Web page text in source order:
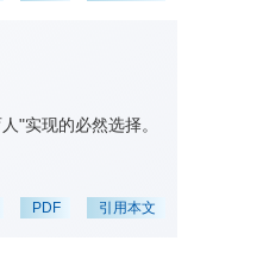
"实现的必然选择。
PDF 引用本文